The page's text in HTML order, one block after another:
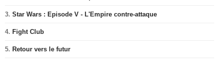
3. Star Wars : Episode V - L'Empire contre-attaque
4. Fight Club
5. Retour vers le futur